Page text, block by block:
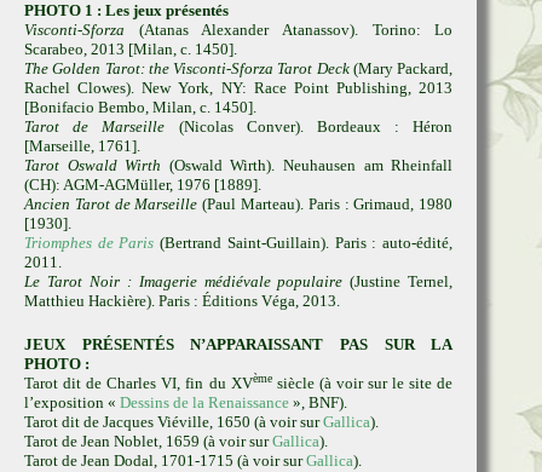
PHOTO 1 : Les jeux présentés
Visconti-Sforza (Atanas Alexander Atanassov). Torino: Lo
Scarabeo, 2013 [Milan, c. 1450].
The Golden Tarot: the Visconti-Sforza Tarot Deck(Mary Packard,
Rachel Clowes). New York, NY: Race Point Publishing, 2013
[Bonifacio Bembo, Milan, c. 1450].
Tarot de Marseille (Nicolas Conver). Bordeaux : Héron
[Marseille, 1761].
Tarot Oswald Wirth (Oswald Wirth). Neuhausen am Rheinfall
(CH): AGM-AGMüller, 1976 [1889].
Ancien Tarot de Marseille (Paul Marteau). Paris : Grimaud, 1980
[1930].
Triomphes de Paris (Bertrand Saint-Guillain). Paris : auto-édité,
2011.
Le Tarot Noir : Imagerie médiévale populaire (Justine Ternel,
Matthieu Hackière). Paris : Éditions Véga, 2013.
JEUX PRÉSENTÉS N’APPARAISSANT PAS SUR LA
PHOTO :
Tarot dit de Charles VI, fin du XVèmesiècle (à voir sur le site de
l’exposition « Dessins de la Renaissance », BNF).
Tarot dit de Jacques Viéville, 1650 (à voir surGallica).
Tarot de Jean Noblet, 1659 (à voir surGallica).
Tarot de Jean Dodal, 1701-1715 (à voir surGallica).